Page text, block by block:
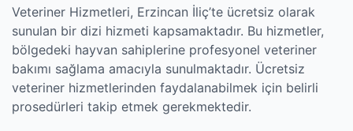
Veteriner Hizmetleri, Erzincan İliç’te ücretsiz olarak
sunulan bir dizi hizmeti kapsamaktadır. Bu hizmetler,
bölgedeki hayvan sahiplerine profesyonel veteriner
bakımı sağlama amacıyla sunulmaktadır. Ücretsiz
veteriner hizmetlerinden faydalanabilmek için belirli
prosedürleri takip etmek gerekmektedir.